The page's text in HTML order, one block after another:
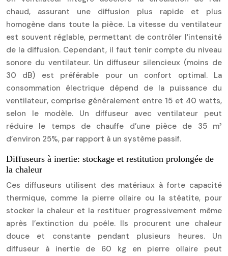
chaud, assurant une diffusion plus rapide et plus
homogène dans toute la pièce. La vitesse du ventilateur
est souvent réglable, permettant de contrôler l’intensité
de la diffusion. Cependant, il faut tenir compte du niveau
sonore du ventilateur. Un diffuseur silencieux (moins de
30 dB) est préférable pour un confort optimal. La
consommation électrique dépend de la puissance du
ventilateur, comprise généralement entre 15 et 40 watts,
selon le modèle. Un diffuseur avec ventilateur peut
réduire le temps de chauffe d’une pièce de 35 m²
d’environ 25%, par rapport à un système passif.
Diffuseurs à inertie: stockage et restitution prolongée de
la chaleur
Ces diffuseurs utilisent des matériaux à forte capacité
thermique, comme la pierre ollaire ou la stéatite, pour
stocker la chaleur et la restituer progressivement même
après l’extinction du poêle. Ils procurent une chaleur
douce et constante pendant plusieurs heures. Un
diffuseur à inertie de 60 kg en pierre ollaire peut